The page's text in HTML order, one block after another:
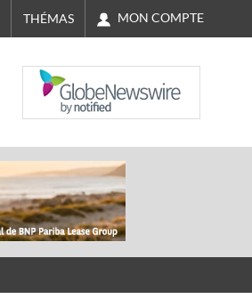
THÉMAS MON COMPTE
NASDAQ